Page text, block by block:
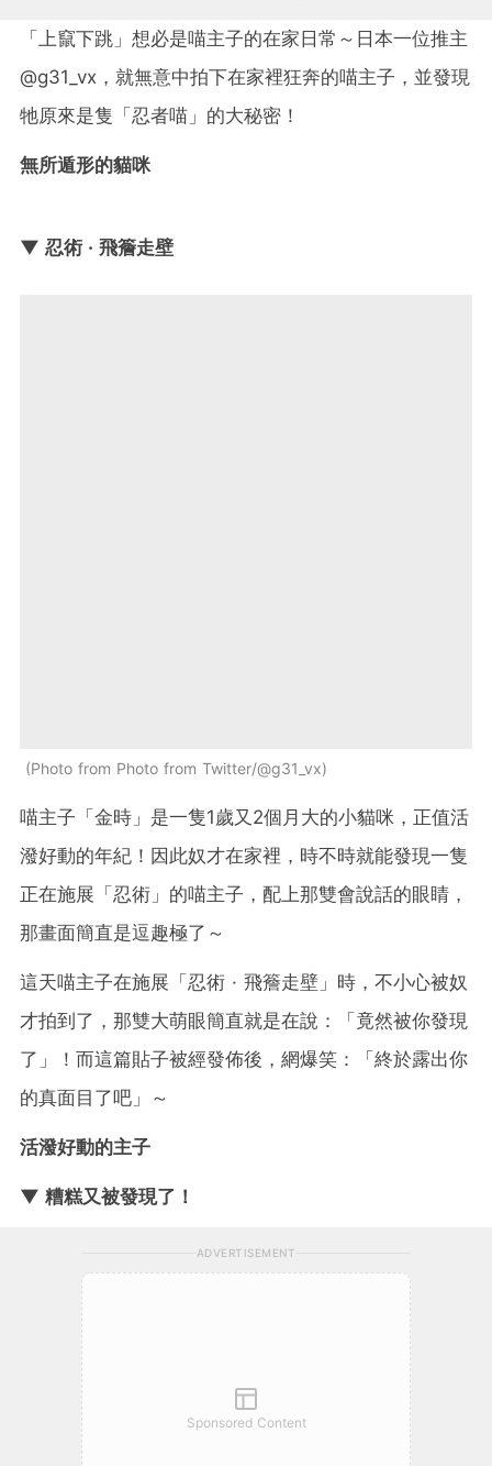
「上竄下跳」想必是喵主子的在家日常～日本一位推主
@g31_vx，就無意中拍下在家裡狂奔的喵主子，並發現
牠原來是隻「忍者喵」的大秘密！
無所遁形的貓咪
▼ 忍術 · 飛簷走壁
Photo from Photo from Twitter/@g31_vx
喵主子「金時」是一隻1歲又2個月大的小貓咪，正值活
潑好動的年紀！因此奴才在家裡，時不時就能發現一隻
正在施展「忍術」的喵主子，配上那雙會說話的眼睛，
那畫面簡直是逗趣極了～
這天喵主子在施展「忍術 · 飛簷走壁」時，不小心被奴
才拍到了，那雙大萌眼簡直就是在說：「竟然被你發現
了」！而這篇貼子被經發佈後，網爆笑：「終於露出你
的真面目了吧」～
活潑好動的主子
▼ 糟糕又被發現了！
ADVERTISEMENT
Sponsored Content